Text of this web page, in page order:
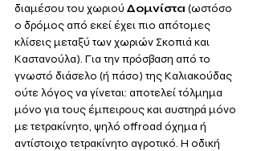
διαμέσου του χωριού Δομνίστα (ωστόσο
ο δρόμος από εκεί έχει πιο απότομες
κλίσεις μεταξύ των χωριών Σκοπιά και
Καστανούλα). Για την πρόσβαση από το
γνωστό διάσελο (ή πάσο) της Καλιακούδας
ούτε λόγος να γίνεται: αποτελεί τόλμημα
μόνο για τους έμπειρους και αυστηρά μόνο
με τετρακίνητο, ψηλό offroad όχημα ή
αντίστοιχο τετρακίνητο αγροτικό. Η οδική